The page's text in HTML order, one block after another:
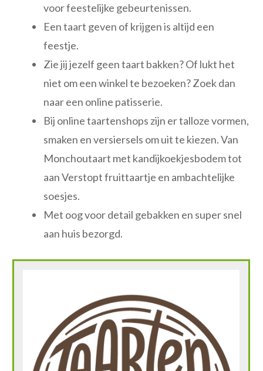
voor feestelijke gebeurtenissen.
Een taart geven of krijgen is altijd een
feestje.
Zie jij jezelf geen taart bakken? Of lukt het
niet om een winkel te bezoeken? Zoek dan
naar een online patisserie.
Bij online taartenshops zijn er talloze vormen,
smaken en versiersels om uit te kiezen. Van
Monchoutaart met kandijkoekjesbodem tot
aan Verstopt fruittaartje en ambachtelijke
soesjes.
Met oog voor detail gebakken en super snel
aan huis bezorgd.